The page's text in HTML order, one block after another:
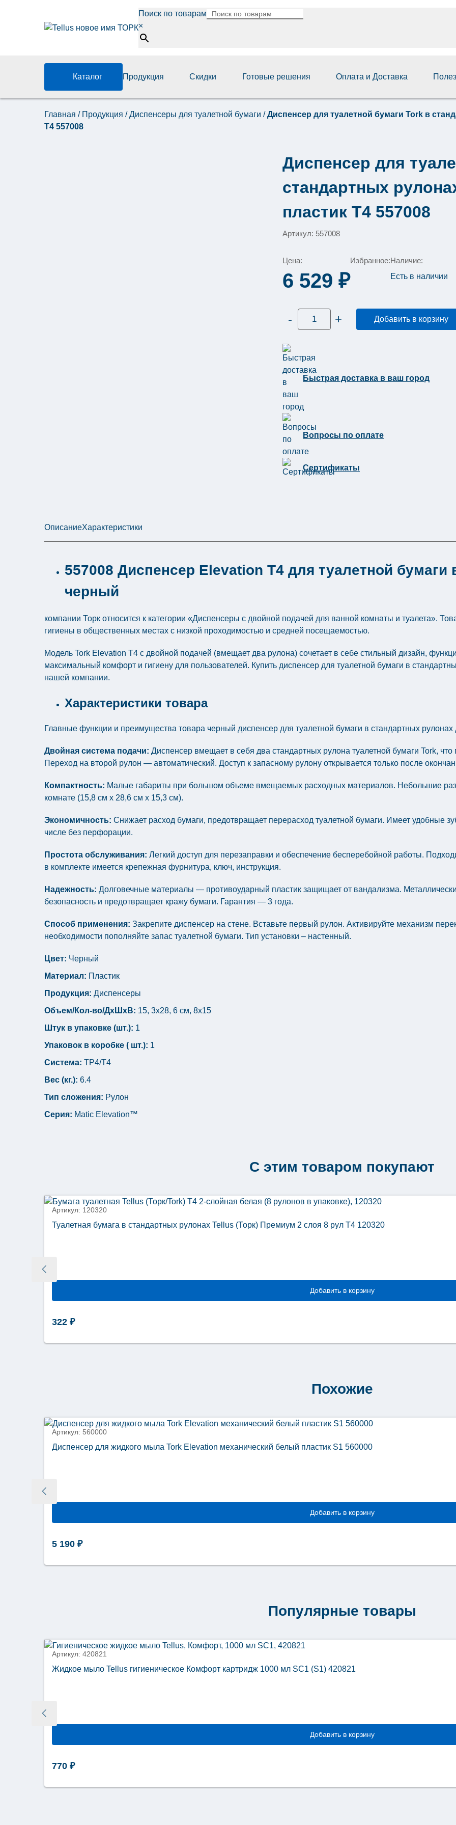
Поиск по товарам
×
Каталог Продукция Скидки Готовые решения Оплата и Доставка
Главная / Продукция /Диспенсеры для туалетной бумаги /Диспенсер для туалетной бумаги Tork в
Т4 557008
Диспенсер для
стандартных
пластик Т4 557008
Артикул: 557008
Цена:
6 529 ₽
Избранное:Наличие:
Есть в наличии
-
Количество
товара
Диспенсер
Tork
в
стандартных
рулонах
Elevation
пластик
557008
+ Добавить в корзину
Быстрая доставка в ваш город
Вопросы по оплате
Сертификаты
ОписаниеХарактеристики
557008 Диспенсер Elevation Т4 для туалетной бумаги
черный
компании Торк относится к категории «Диспенсеры с двойной подачей для ванной комнаты и туалета».
гигиены в общественных местах с низкой проходимостью и средней посещаемостью.
Модель Tork Elevation Т4 с двойной подачей (вмещает два рулона) сочетает в себе стильный дизайн,
максимальный комфорт и гигиену для пользователей. Купить диспенсер для туалетной бумаги в
нашей компании.
Характеристики товара
Главные функции и преимущества товара черный диспенсер для туалетной бумаги в стандартных рулонах
Двойная система подачи: Диспенсер вмещает в себя два стандартных рулона туалетной бумаги Tork,
Переход на второй рулон — автоматический. Доступ к запасному рулону открывается только после
Компактность: Малые габариты при большом объеме вмещаемых расходных материалов. Небольшие
комнате (15,8 см x 28,6 см x 15,3 см).
Экономичность: Снижает расход бумаги, предотвращает перерасход туалетной бумаги. Имеет удобные
числе без перфорации.
Простота обслуживания: Легкий доступ для перезаправки и обеспечение бесперебойной работы.
в комплекте имеется крепежная фурнитура, ключ, инструкция.
Надежность: Долговечные материалы — противоударный пластик защищает от вандализма.
безопасность и предотвращает кражу бумаги. Гарантия — 3 года.
Способ применения: Закрепите диспенсер на стене. Вставьте первый рулон. Активируйте механизм
необходимости пополняйте запас туалетной бумаги. Тип установки – настенный.
Цвет: Черный
Материал: Пластик
Продукция: Диспенсеры
Объем/Кол-во/ДхШхВ: 15, 3х28, 6 см, 8х15
Штук в упаковке (шт.): 1
Упаковок в коробке ( шт.): 1
Система: TP4/Т4
Вес (кг.): 6.4
Тип сложения: Рулон
Серия: Matic Elevation™
С этим товаром покупают
Артикул: 120320
Туалетная бумага в стандартных рулонах Tellus (Торк) Премиум 2 слоя 8 рул Т4 120320
Добавить в корзину
322 ₽
Похожие
Артикул: 560000
Диспенсер для жидкого мыла Tork Elevation механический белый пластик S1 560000
Добавить в корзину
5 190 ₽
Популярные товары
Артикул: 420821
Жидкое мыло Tellus гигиеническое Комфорт картридж 1000 мл SC1 (S1) 420821
Добавить в корзину
770 ₽